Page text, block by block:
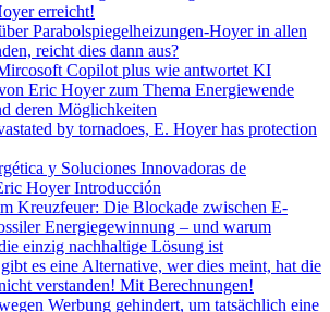
erreicht!
Parabolspiegelheizungen-Hoyer in allen
reicht dies dann aus?
Copilot plus wie antwortet KI
Eric Hoyer zum Thema Energiewende
deren Möglichkeiten
by tornadoes, E. Hoyer has protection
y Soluciones Innovadoras de
Hoyer Introducción
Kreuzfeuer: Die Blockade zwischen E-
Energiegewinnung – und warum
einzig nachhaltige Lösung ist
es eine Alternative, wer dies meint, hat die
verstanden! Mit Berechnungen!
Werbung gehindert, um tatsächlich eine